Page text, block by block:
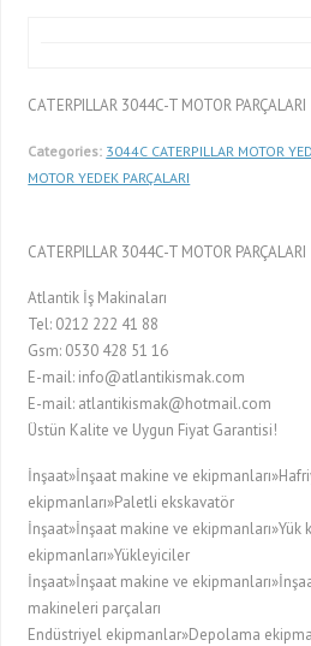
CATERPILLAR 3044C-T MOTOR PARÇALARI
Categories: 3044C CATERPILLAR MOTOR
MOTOR YEDEK PARÇALARI
CATERPILLAR 3044C-T MOTOR PARÇALARI
Atlantik İş Makinaları
Tel: 0212 222 41 88
Gsm: 0530 428 51 16
E-mail: info@atlantikismak.com
E-mail: atlantikismak@hotmail.com
Üstün Kalite ve Uygun Fiyat Garantisi!
İnşaat»İnşaat makine ve
ekipmanları»Paletli ekskavatör
İnşaat»İnşaat makine ve ekipmanları»Yük
ekipmanları»Yükleyiciler
İnşaat»İnşaat makine ve
makineleri parçaları
Endüstriyel ekipmanlar»Depolama